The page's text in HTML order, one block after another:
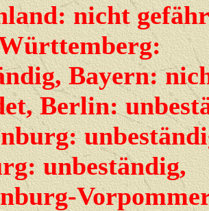
nicht
Bayern:
Berlin:
unbeständig,